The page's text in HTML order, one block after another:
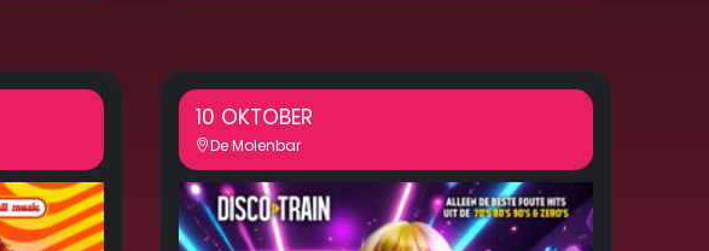
10 OKTOBER
De Molenbar